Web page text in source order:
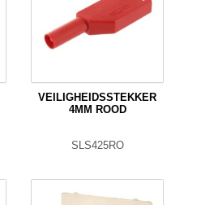
VEILIGHEIDSSTEKKER
4MM ROOD
SLS425RO